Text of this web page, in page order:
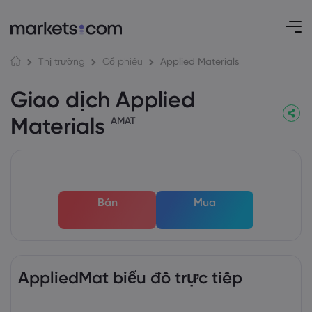
Thị trường Cổ phiếu Applied Materials
Giao dịch Applied
Materials AMAT
Bán Mua
AppliedMat biểu đồ trực tiếp